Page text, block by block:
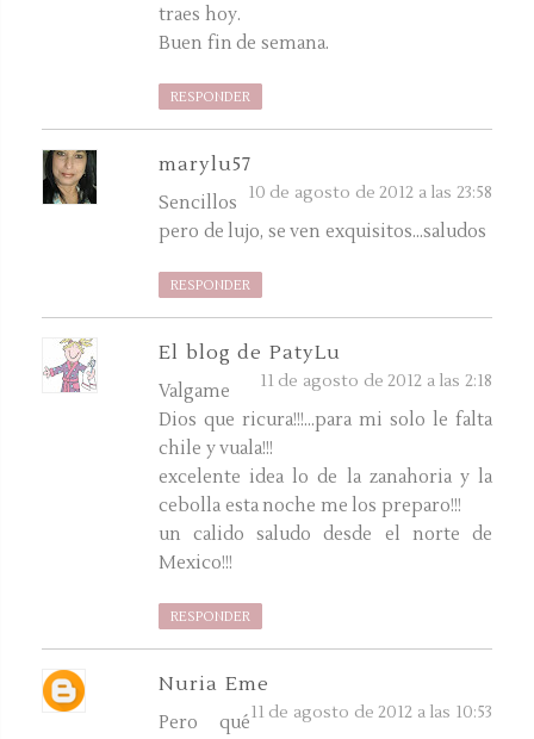
traes hoy.
Buen fin de semana.
RESPONDER
marylu57
10 de agosto de 2012 a las 23:58
Sencillos
pero de lujo, se ven exquisitos...saludos
RESPONDER
El blog de PatyLu
11 de agosto de 2012 a las 2:18
Valgame
Dios que ricura!!!...para mi solo le falta
chile y vuala!!!
excelente idea lo de la zanahoria y la
cebolla esta noche me los preparo!!!
un calido saludo desde el norte de
Mexico!!!
RESPONDER
Nuria Eme
11 de agosto de 2012 a las 10:53
Pero qué